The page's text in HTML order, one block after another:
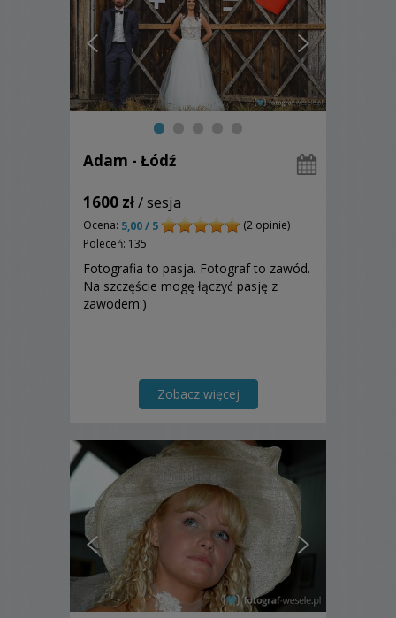
Adam - Łódź
1600 zł/ sesja
Ocena: 5,00 / 5
(2 opinie)
Poleceń: 135
Fotografia to pasja. Fotograf to zawód.
Na szczęście mogę łączyć pasję z
zawodem:)
Zobacz więcej